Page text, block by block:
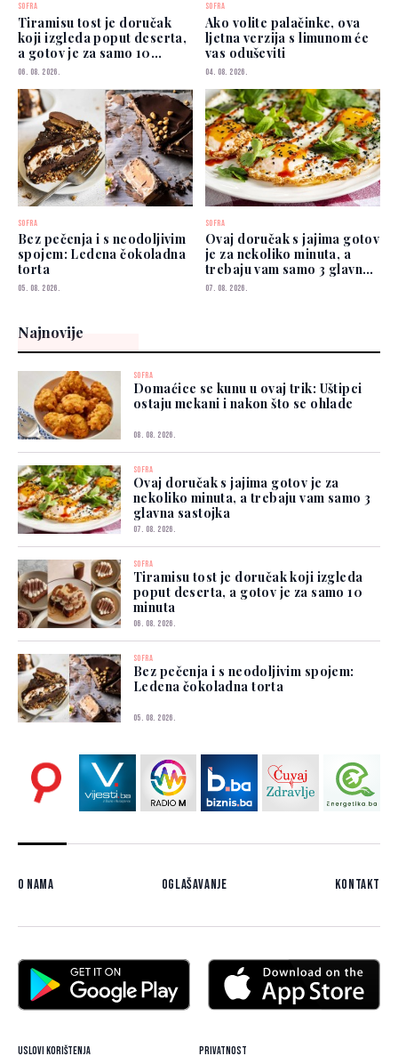
SOFRA
Tiramisu tost je doručak
koji izgleda poput deserta,
a gotov je za samo 10
minuta
06. 08. 2026.
SOFRA
Ako volite palačinke, ova
ljetna verzija s limunom će
vas oduševiti
04. 08. 2026.
SOFRA
Bez pečenja i s neodoljivim
spojem: Ledena čokoladna
torta
05. 08. 2026.
SOFRA
Ovaj doručak s jajima gotov
je za nekoliko minuta, a
trebaju vam samo 3 glavna
sastojka
07. 08. 2026.
Najnovije
SOFRA
Domaćice se kunu u ovaj trik: Uštipci
ostaju mekani i nakon što se ohlade
08. 08. 2026.
SOFRA
Ovaj doručak s jajima gotov je za
nekoliko minuta, a trebaju vam samo 3
glavna sastojka
07. 08. 2026.
SOFRA
Tiramisu tost je doručak koji izgleda
poput deserta, a gotov je za samo 10
minuta
06. 08. 2026.
SOFRA
Bez pečenja i s neodoljivim spojem:
Ledena čokoladna torta
05. 08. 2026.
O nama Oglašavanje Kontakt
Uslovi korištenja Privatnost